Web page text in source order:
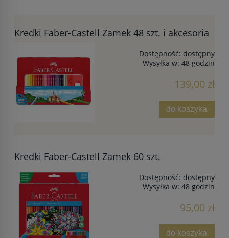
Kredki Faber-Castell Zamek 48 szt. i akcesoria
Dostępność: dostępny
Wysyłka w: 48 godzin
139,00 zł
do koszyka
Kredki Faber-Castell Zamek 60 szt.
Dostępność: dostępny
Wysyłka w: 48 godzin
95,00 zł
do koszyka